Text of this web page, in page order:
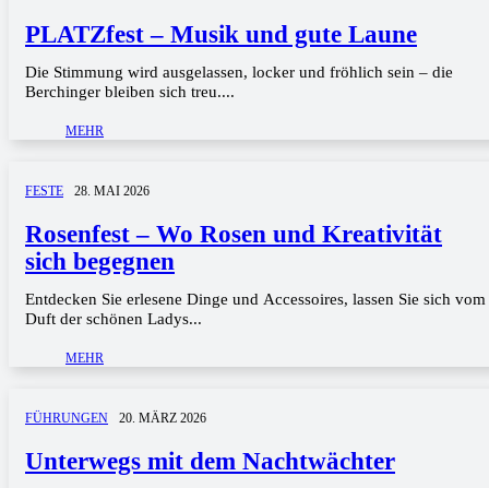
PLATZfest – Musik und gute Laune
Die Stimmung wird ausgelassen, locker und fröhlich sein – die
Berchinger bleiben sich treu....
MEHR
FESTE 28. MAI 2026
Rosenfest – Wo Rosen und Kreativität
sich begegnen
Entdecken Sie erlesene Dinge und Accessoires, lassen Sie sich vom
Duft der schönen Ladys...
MEHR
FÜHRUNGEN 20. MÄRZ 2026
Unterwegs mit dem Nachtwächter